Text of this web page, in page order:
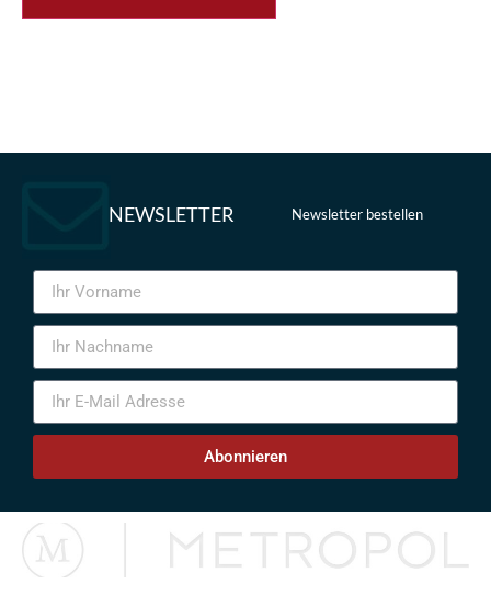
NEWSLETTER Newsletter bestellen
Abonnieren